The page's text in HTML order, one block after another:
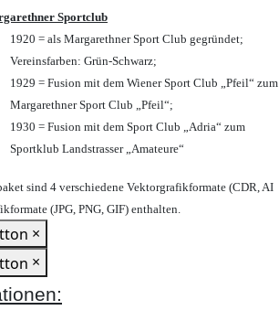
Sportclub
1920 = als Margarethner Sport Club gegründet;
Vereinsfarben: Grün-Schwarz;
1929 = Fusion mit dem Wiener Sport Club „Pfeil“ zum
Margarethner Sport Club „Pfeil“;
1930 = Fusion mit dem Sport Club „Adria“ zum
Sportklub Landstrasser „Amateure“
sind 4 verschiedene Vektorgrafikformate (CDR, AI
(JPG, PNG, GIF) enthalten.
×
×